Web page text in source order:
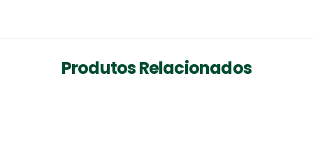
Produtos Relacionados